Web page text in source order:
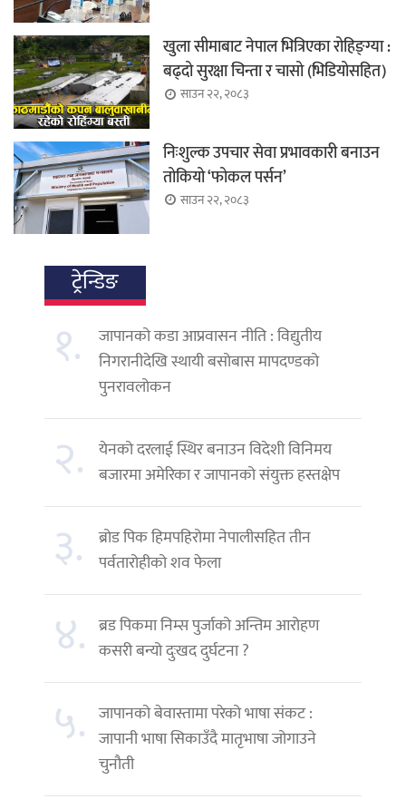
खुला सीमाबाट नेपाल भित्रिएका रोहिङ्ग्या :
बढ्दो सुरक्षा चिन्ता र चासो (भिडियोसहित)
साउन २२, २०८३
निःशुल्क उपचार सेवा प्रभावकारी बनाउन
तोकियो ‘फोकल पर्सन’
साउन २२, २०८३
ट्रेन्डिङ
१.
जापानको कडा आप्रवासन नीति : विद्युतीय
निगरानीदेखि स्थायी बसोबास मापदण्डको
पुनरावलोकन
२. येनको दरलाई स्थिर बनाउन विदेशी विनिमय
बजारमा अमेरिका र जापानको संयुक्त हस्तक्षेप
३.
ब्रोड पिक हिमपहिरोमा नेपालीसहित तीन
पर्वतारोहीको शव फेला
४. ब्रड पिकमा निम्स पुर्जाको अन्तिम आरोहण
कसरी बन्यो दुःखद दुर्घटना ?
५. जापानको बेवास्तामा परेको भाषा संकट :
जापानी भाषा सिकाउँदै मातृभाषा जोगाउने
चुनौती